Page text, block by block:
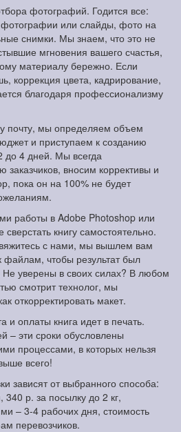
фотографий. Годится все:
или слайды, фото на
снимки. Мы знаем, что это не
мгновения вашего счастья,
материалу бережно. Если
коррекция цвета, кадрирование,
благодаря профессионализму
почту, мы определяем объем
и приступаем к созданию
до 4 дней. Мы всегда
вносим коррективы и
пока он на 100% не будет
работы в Adobe Photoshop или
книгу самостоятельно.
с нами, мы вышлем вам
файлам, чтобы результат был
Не уверены в своих силах? В любом
смотрит технолог, мы
откорректировать макет.
и оплаты книга идет в печать.
– эти сроки обусловлены
процессами, в которых нельзя
всего!
зависят от выбранного способа:
р. за посылку до 2 кг,
– 3-4 рабочих дня, стоимость
перевозчиков.